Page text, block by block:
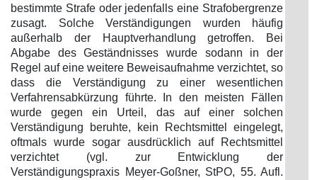
bestimmte Strafe oder jedenfalls eine Strafobergrenze
zusagt. Solche Verständigungen wurden häufig
außerhalb der Hauptverhandlung getroffen. Bei
Abgabe des Geständnisses wurde sodann in der
Regel auf eine weitere Beweisaufnahme verzichtet, so
dass die Verständigung zu einer wesentlichen
Verfahrensabkürzung führte. In den meisten Fällen
wurde gegen ein Urteil, das auf einer solchen
Verständigung beruhte, kein Rechtsmittel eingelegt,
oftmals wurde sogar ausdrücklich auf Rechtsmittel
verzichtet (vgl. zur Entwicklung der
Verständigungspraxis Meyer-Goßner, StPO, 55. Aufl.